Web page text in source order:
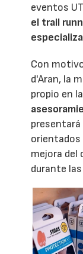
eventos
el trail
Con
d'Aran, la
propio en
orientados
mejora del
durante